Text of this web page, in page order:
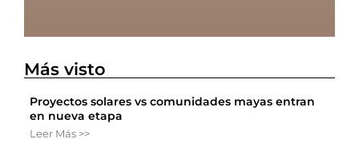
Más visto
Proyectos solares vs comunidades mayas entran
en nueva etapa
Leer Más >>